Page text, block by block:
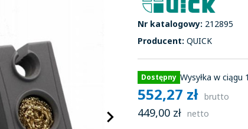
Następny
keyboard_arrow_right
Nr katalogowy: 212895
Producent: QUICK
Dostępny Wysyłka w ciągu
552,27 zł brutto
449,00 zł netto